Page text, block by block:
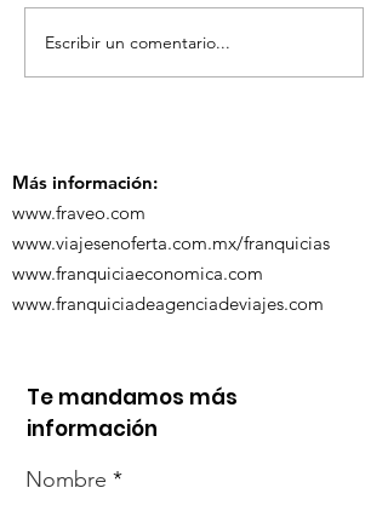
TourTravelynByFraveo
participó en la
Escribir un comentario...
Más información:
www.fraveo.com
www.viajesenoferta.com.mx/franquicias
www.franquiciaeconomica.com
www.franquiciadeagenciadeviajes.com
Te mandamos más
información
Nombre